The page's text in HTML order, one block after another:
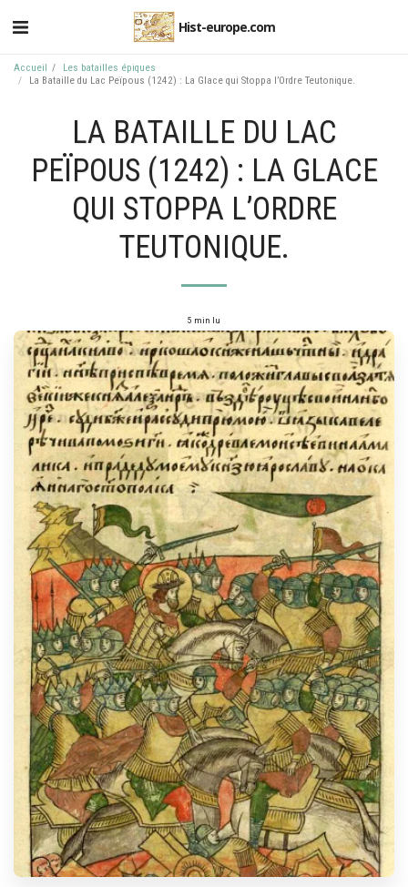
Hist-europe.com
Accueil
Les batailles épiques
La Bataille du Lac Peïpous (1242) : La Glace qui Stoppa l’Ordre Teutonique.
LA BATAILLE DU LAC
PEÏPOUS (1242) : LA GLACE
QUI STOPPA L’ORDRE
TEUTONIQUE.
5 min lu